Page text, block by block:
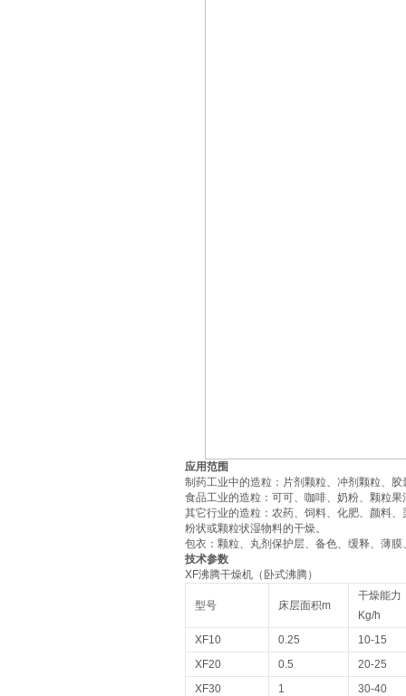
应用范围
制药工业中的造粒：片剂颗粒、冲剂颗粒、胶
食品工业的造粒：可可、咖啡、奶粉、颗粒果
其它行业的造粒：农药、饲料、化肥、颜料、
粉状或颗粒状湿物料的干燥。
包衣：颗粒、丸剂保护层、备色、缓释、薄膜
技术参数
XF沸腾干燥机（卧式沸腾）
型号 床层面积m
干燥能力
Kg/h
XF10
0.25
10-15
XF20
0.5
20-25
XF30
1
30-40